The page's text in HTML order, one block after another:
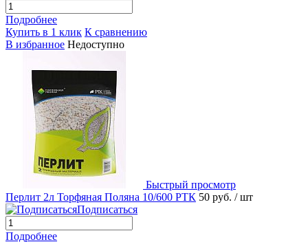
Подробнее
Купить в 1 клик К сравнению
В избранное Недоступно
Быстрый просмотр
Перлит 2л Торфяная Поляна 10/600 РТК 50 руб. / шт
Подписаться
Подробнее